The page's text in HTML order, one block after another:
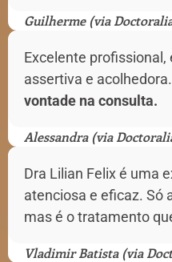
Guilherme (via
Excelente
assertiva e acolhedora.
vontade na consulta.
Alessandra (via
Dra Lilian Felix é uma
atenciosa e eficaz. Só
mas é o tratamento
Vladimir Batista (via